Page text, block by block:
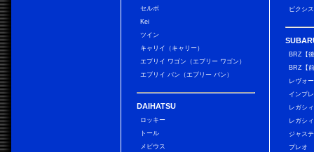
セルボ
Kei
ツイン
キャリイ（キャリー）
エブリイ ワゴン（エブリー ワゴン）
エブリイ バン（エブリー バン）
DAIHATSU
ロッキー
トール
メビウス
ピクシ
BRZ【
BRZ【
レヴォ
インプ
レガシ
レガシ
ジャス
プレオ